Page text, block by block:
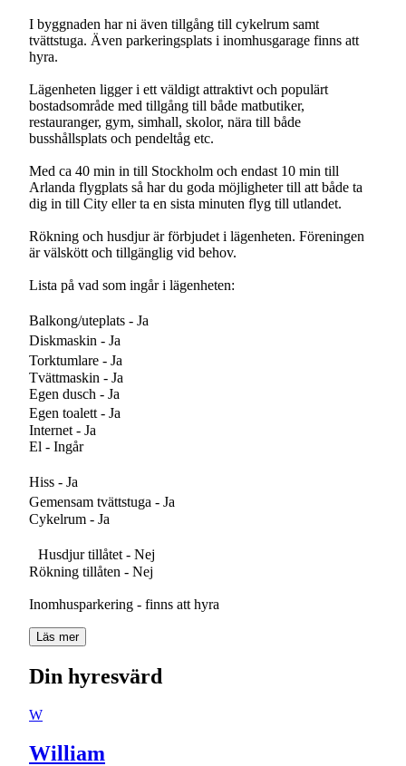
I byggnaden har ni även tillgång till cykelrum samt
tvättstuga. Även parkeringsplats i inomhusgarage finns att
hyra.
Lägenheten ligger i ett väldigt attraktivt och populärt
bostadsområde med tillgång till både matbutiker,
restauranger, gym, simhall, skolor, nära till både
busshållsplats och pendeltåg etc.
Med ca 40 min in till Stockholm och endast 10 min till
Arlanda flygplats så har du goda möjligheter till att både ta
dig in till City eller ta en sista minuten flyg till utlandet.
Rökning och husdjur är förbjudet i lägenheten. Föreningen
är välskött och tillgänglig vid behov.
Lista på vad som ingår i lägenheten:
Balkong/uteplats - Ja
Diskmaskin - Ja
Torktumlare - Ja
Tvättmaskin - Ja
Egen dusch - Ja
Egen toalett - Ja
Internet - Ja
El - Ingår
Hiss - Ja
Gemensam tvättstuga - Ja
Cykelrum - Ja
Husdjur tillåtet - Nej
Rökning tillåten - Nej
Inomhusparkering - finns att hyra
Läs mer
Din hyresvärd
W
William